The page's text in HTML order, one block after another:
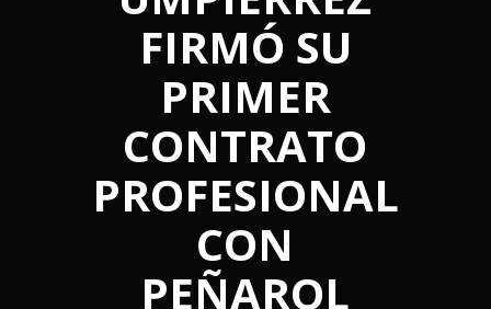
FIRMÓ SU
PRIMER
CONTRATO
PROFESIONAL
CON
PEÑAROL